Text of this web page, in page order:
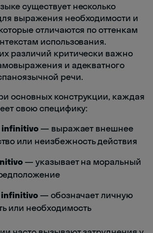
существует несколько
выражения необходимости и
отличаются по оттенкам
использования.
различий критически важно
и адекватного
речи.
основных конструкции, каждая
свою специфику:
infinitivo— выражает внешнее
или неизбежность действия
— указывает на моральный
infinitivo— обозначает личную
или необходимость